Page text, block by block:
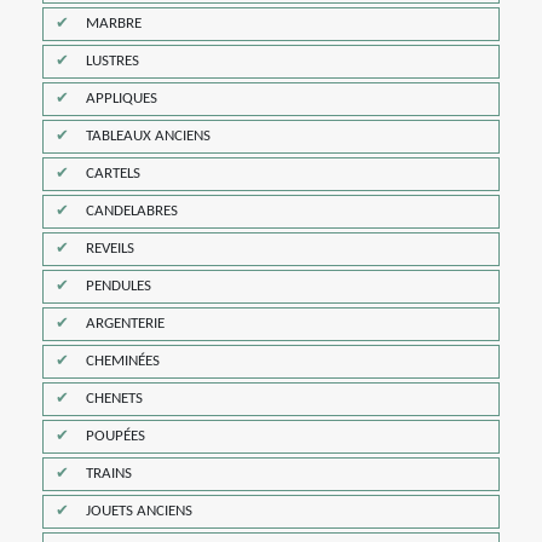
MARBRE
LUSTRES
APPLIQUES
TABLEAUX ANCIENS
CARTELS
CANDELABRES
REVEILS
PENDULES
ARGENTERIE
CHEMINÉES
CHENETS
POUPÉES
TRAINS
JOUETS ANCIENS